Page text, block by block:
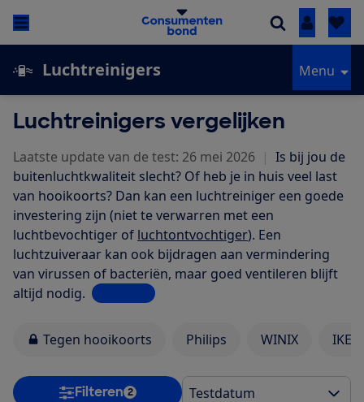
Inloggen
Luchtreinigers Menu
Luchtreinigers vergelijken
Laatste update van de test: 26 mei 2026 | Is bij jou de
buitenluchtkwaliteit slecht? Of heb je in huis veel last
van hooikoorts? Dan kan een luchtreiniger een goede
investering zijn (niet te verwarren met een
luchtbevochtiger of luchtontvochtiger). Een
luchtzuiveraar kan ook bijdragen aan vermindering
van virussen of bacteriën, maar goed ventileren blijft
altijd nodig. Lees meer
Tegen hooikoorts Philips WINIX IKEA
Filteren 2